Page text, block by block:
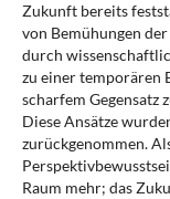
Zukunft bereits
von Bemühungen
durch
zu einer temporären
scharfem Gegensatz
Diese Ansätze
zurückgenommen.
Raum mehr; das